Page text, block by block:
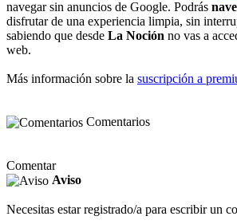
navegar sin anuncios de Google. Podrás
disfrutar de una experiencia limpia, sin
sabiendo que desde La Noción no vas a
web.
Más información sobre la suscripción a
Comentarios
Comentar
Aviso
Necesitas estar registrado/a para escribir un